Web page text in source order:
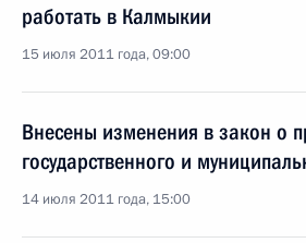
работать в Калмыкии
15 июля 2011 года, 09:00
Внесены изменения в закон о
государственного и
14 июля 2011 года, 15:00